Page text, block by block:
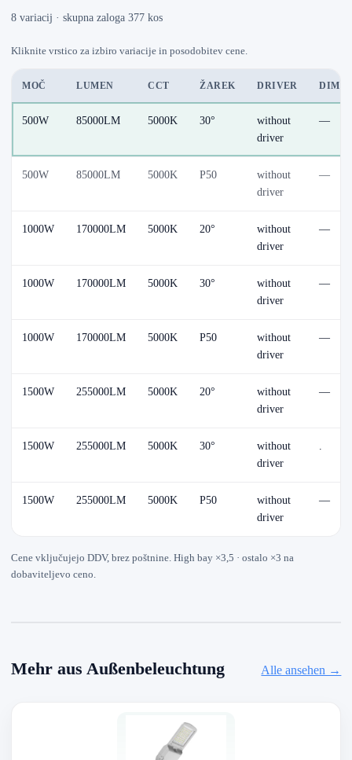
8 variacij · skupna zaloga 377 kos
Kliknite vrstico za izbiro variacije in posodobitev cene.
MOČ LUMEN CCT ŽAREK DRIVER DIM /
500W 85000LM 5000K 30°
without
driver
—
500W 85000LM 5000K P50
without
driver
—
1000W 170000LM 5000K 20°
without
driver
—
1000W 170000LM 5000K 30°
without
driver
—
1000W 170000LM 5000K P50
without
driver
—
1500W 255000LM 5000K 20°
without
driver
—
1500W 255000LM 5000K 30°
without
driver
.
1500W 255000LM 5000K P50
without
driver
—
Cene vključujejo DDV, brez poštnine. High bay ×3,5 · ostalo ×3 na
dobaviteljevo ceno.
Mehr aus Außenbeleuchtung Alle ansehen →